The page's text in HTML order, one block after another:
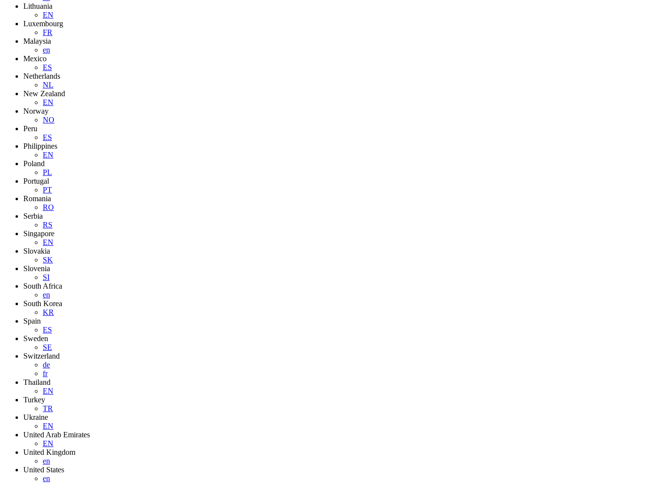
Lithuania
EN
Luxembourg
FR
Malaysia
en
Mexico
ES
Netherlands
NL
New Zealand
EN
Norway
NO
Peru
ES
Philippines
EN
Poland
PL
Portugal
PT
Romania
RO
Serbia
RS
Singapore
EN
Slovakia
SK
Slovenia
SI
South Africa
en
South Korea
KR
Spain
ES
Sweden
SE
Switzerland
de
fr
Thailand
EN
Turkey
TR
Ukraine
EN
United Arab Emirates
EN
United Kingdom
en
United States
en